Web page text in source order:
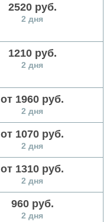
2520 руб.
2 дня
1210 руб.
2 дня
от 1960 руб.
2 дня
от 1070 руб.
2 дня
от 1310 руб.
2 дня
960 руб.
2 дня